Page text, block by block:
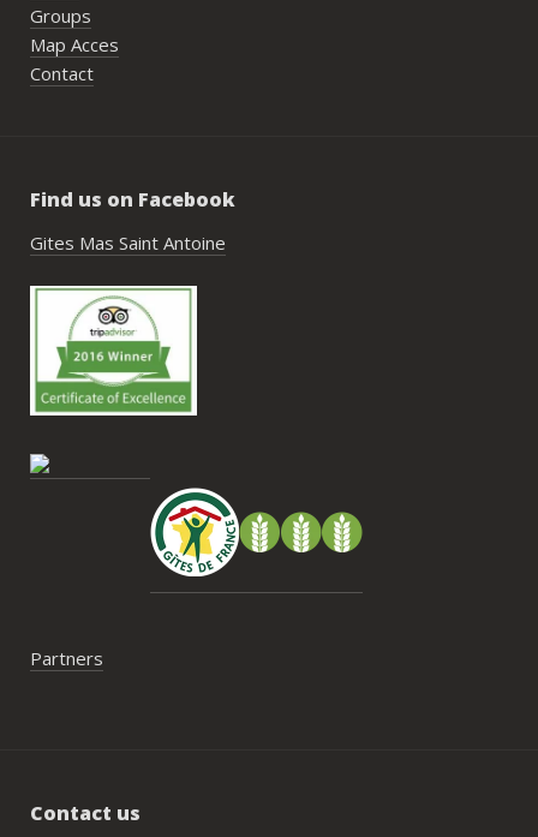
recommandations données sur place
piscine, nature, tranquillité, nombreux
hébergements et beaucoup d’activités à
très beau souvenir de ce week-end et
nous recommandons le Mas Saint-
Antoine sans hésitation.**La seule petite
contrainte du week-end concerne la
gestion des déchets, puisqu’il n’y a pas
de tri directement sur le domaine et qu’il
faut se rendre au village. Cela ne nous a
pas posé de véritable problème, mais ce
serait un vrai plus à l’avenir.
Groups
Map Acces
Contact
Find us on Facebook
Gites Mas Saint Antoine
Partners
Contact us